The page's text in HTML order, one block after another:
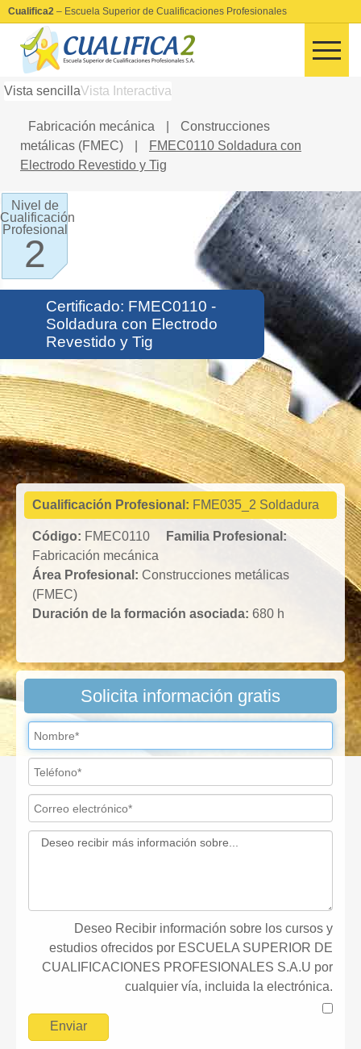
Cualifica2 – Escuela Superior de Cualificaciones Profesionales
Vista sencillaVista Interactiva
Fabricación mecánica
Construcciones
metálicas (FMEC)
FMEC0110 Soldadura con
Electrodo Revestido y Tig
Nivel de
Cualificación
Profesional
2
Certificado: FMEC0110 -
Soldadura con Electrodo
Revestido y Tig
Fabricación
mecánica
Cualificación Profesional: FME035_2 Soldadura
Código: FMEC0110
Familia Profesional:
Fabricación mecánica
Área Profesional: Construcciones metálicas
(FMEC)
Duración de la formación asociada: 680 h
Solicita información gratis
Deseo Recibir información sobre los cursos y
estudios ofrecidos por ESCUELA SUPERIOR DE
CUALIFICACIONES PROFESIONALES S.A.U por
cualquier vía, incluida la electrónica.